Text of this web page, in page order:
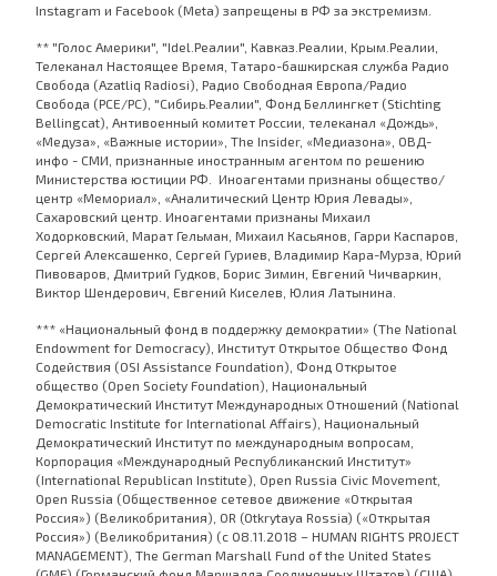
Instagram и Facebook (Metа) запрещены в РФ за экстремизм.
** "Голос Америки", "Idel.Реалии", Кавказ.Реалии, Крым.Реалии,
Телеканал Настоящее Время, Татаро-башкирская служба Радио
Свобода (Azatliq Radiosi), Радио Свободная Европа/Радио
Свобода (PCE/PC), "Сибирь.Реалии", Фонд Беллингкет (Stichting
Bellingcat), Антивоенный комитет России, телеканал «Дождь»,
«Медуза», «Важные истории», The Insider, «Медиазона», ОВД-
инфо - СМИ, признанные иностранным агентом по решению
Министерства юстиции РФ. Иноагентами признаны общество/
центр «Мемориал», «Аналитический Центр Юрия Левады»,
Сахаровский центр. Иноагентами признаны Михаил
Ходорковский, Марат Гельман, Михаил Касьянов, Гарри Каспаров,
Сергей Алексашенко, Сергей Гуриев, Владимир Кара-Мурза, Юрий
Пивоваров, Дмитрий Гудков, Борис Зимин, Евгений Чичваркин,
Виктор Шендерович, Евгений Киселев, Юлия Латынина.
*** «Национальный фонд в поддержку демократии» (The National
Endowment for Democracy), Институт Открытое Общество Фонд
Содействия (OSI Assistance Foundation), Фонд Открытое
общество (Open Society Foundation), Национальный
Демократический Институт Международных Отношений (National
Democratic Institute for International Affairs), Национальный
Демократический Институт по международным вопросам,
Корпорация «Международный Республиканский Институт»
(International Republican Institute), Open Russia Civic Movement,
Open Russia (Общественное сетевое движение «Открытая
Россия») (Великобритания), OR (Otkrytaya Rossia) («Открытая
Россия») (Великобритания) (с 08.11.2018 – HUMAN RIGHTS PROJECT
MANAGEMENT), The German Marshall Fund of the United States